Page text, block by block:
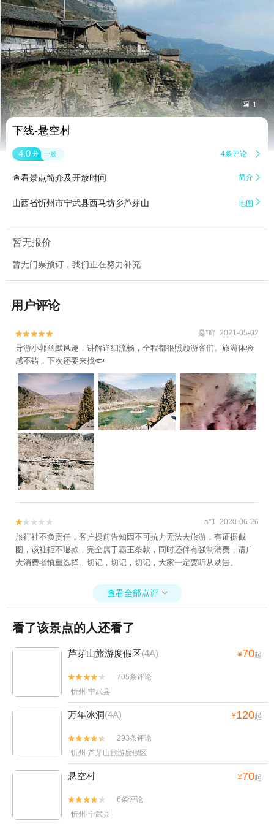
 1
下线-悬空村
4.0 分 一般 4条评论 
查看景点简介及开放时间 简介 
山西省忻州市宁武县西马坊乡芦芽山 地图 
暂无报价
暂无门票预订，我们正在努力补充
用户评论

 是*吖 2021-05-02
导游小郭幽默风趣，讲解详细流畅，全程都很照顾游客们。旅游体验
感不错，下次还要来找🐟

 a*1 2020-06-26
旅行社不负责任，客户提前告知因不可抗力无法去旅游，有证据截
图，该社拒不退款，完全属于霸王条款，同时还伴有强制消费，请广
大消费者慎重选择。切记，切记，切记，大家一定要听从劝告。
查看全部点评 
看了该景点的人还看了
芦芽山旅游度假区(4A) ¥70起


705条评论
忻州·宁武县
万年冰洞(4A) ¥120起


293条评论
忻州·芦芽山旅游度假区
悬空村 ¥70起


6条评论
忻州·宁武县
